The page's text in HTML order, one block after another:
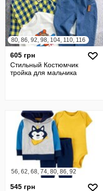
80, 86, 92, 98, 104, 110, 116
605 грн
Стильный Костюмчик
тройка для мальчика
56, 62, 68, 74, 80, 86, 92
545 грн